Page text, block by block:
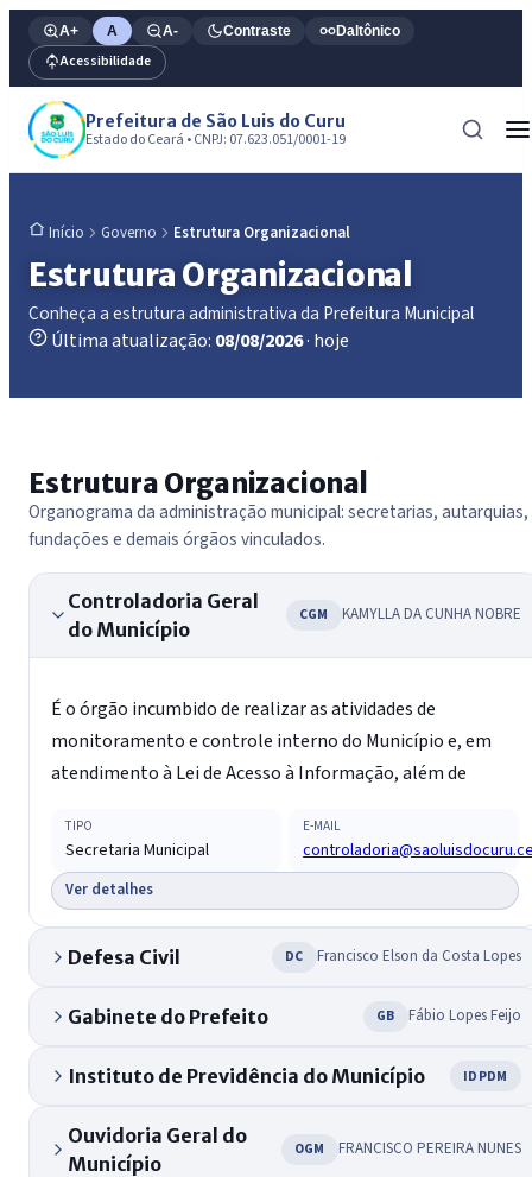
A+ A A- Contraste Daltônico
Acessibilidade
Prefeitura de São Luis do Curu
Estado do Ceará • CNPJ: 07.623.051/0001-19
Início Governo Estrutura Organizacional
Estrutura Organizacional
Conheça a estrutura administrativa da Prefeitura Municipal
Última atualização: 08/08/2026· hoje
Estrutura Organizacional
Organograma da administração municipal: secretarias, autarquias,
fundações e demais órgãos vinculados.
Controladoria Geral
do Município
CGM KAMYLLA DA CUNHA NOBRE
É o órgão incumbido de realizar as atividades de
monitoramento e controle interno do Município e, em
atendimento à Lei de Acesso à Informação, além de
TIPO
Secretaria Municipal
E-MAIL
Ver detalhes
Defesa Civil DC Francisco Elson da Costa Lopes
Gabinete do Prefeito GB Fábio Lopes Feijo
Instituto de Previdência do Município IDPDM
Ouvidoria Geral do
Município
OGM FRANCISCO PEREIRA NUNES